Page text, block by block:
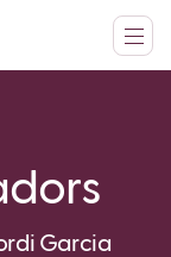
Garcia